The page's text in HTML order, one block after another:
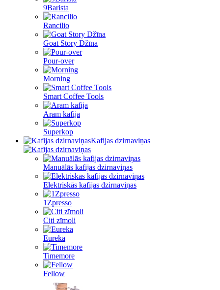
9Barista
Rancilio
Goat Story Džīna
Pour-over
Morning
Smart Coffee Tools
Aram kafija
Superkop
Kafijas dzirnaviņas
Manuālās kafijas dzirnaviņas
Elektriskās kafijas dzirnaviņas
1Zpresso
Citi zīmoli
Eureka
Timemore
Fellow